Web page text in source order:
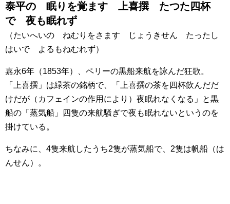
泰平の 眠りを覚ます 上喜撰 たつた四杯
で 夜も眠れず
（たいへいの ねむりをさます じょうきせん たったし
はいで よるもねむれず）
嘉永6年（1853年）、ペリーの黒船来航を詠んだ狂歌。
「上喜撰」は緑茶の銘柄で、「上喜撰の茶を四杯飲んだだ
けだが（カフェインの作用により）夜眠れなくなる」と黒
船の「蒸気船」四隻の来航騒ぎで夜も眠れないというのを
掛けている。
ちなみに、4隻来航したうち2隻が蒸気船で、2隻は帆船（は
んせん）。